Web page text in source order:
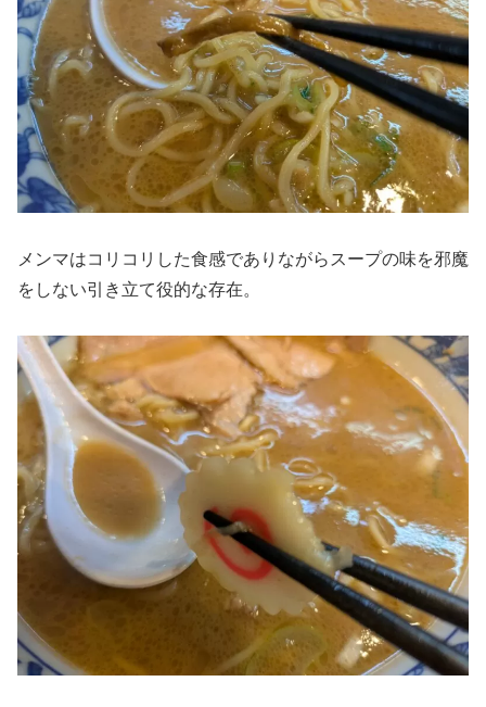
メンマはコリコリした食感でありながらスープの味を邪魔
をしない引き立て役的な存在。